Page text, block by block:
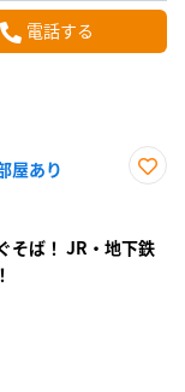
電話する
屋あり
録
そば！ JR・地下鉄